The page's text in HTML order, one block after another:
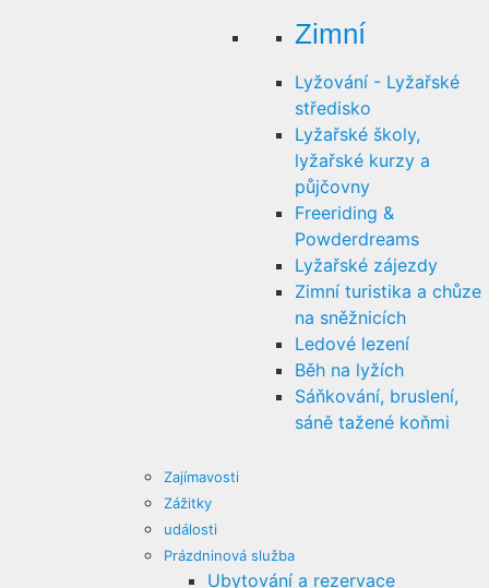
Zimní
Lyžování - Lyžařské
středisko
Lyžařské školy,
lyžařské kurzy a
půjčovny
Freeriding &
Powderdreams
Lyžařské zájezdy
Zimní turistika a chůze
na sněžnicích
Ledové lezení
Běh na lyžích
Sáňkování, bruslení,
sáně tažené koňmi
Zajímavosti
Zážitky
události
Prázdninová služba
Ubytování a rezervace